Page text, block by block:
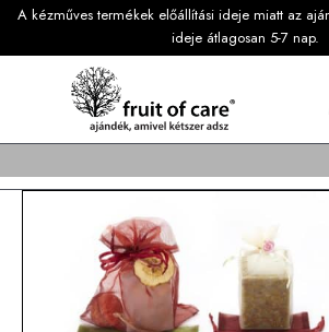
A kézműves termékek előállítási ideje miatt az
ideje átlagosan 5-7 nap.